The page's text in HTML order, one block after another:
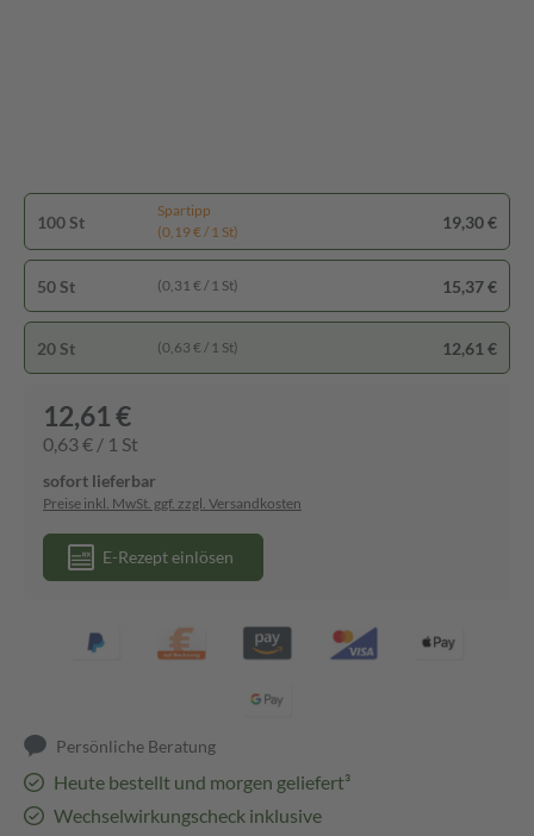
100 St
Spartipp
(0,19 € / 1 St)
19,30 €
50 St (0,31 € / 1 St) 15,37 €
20 St (0,63 € / 1 St) 12,61 €
12,61 €
0,63 € / 1 St
sofort lieferbar
Preise inkl. MwSt. ggf. zzgl. Versandkosten
E-Rezept einlösen
Persönliche Beratung
Heute bestellt und morgen geliefert³
Wechselwirkungscheck inklusive